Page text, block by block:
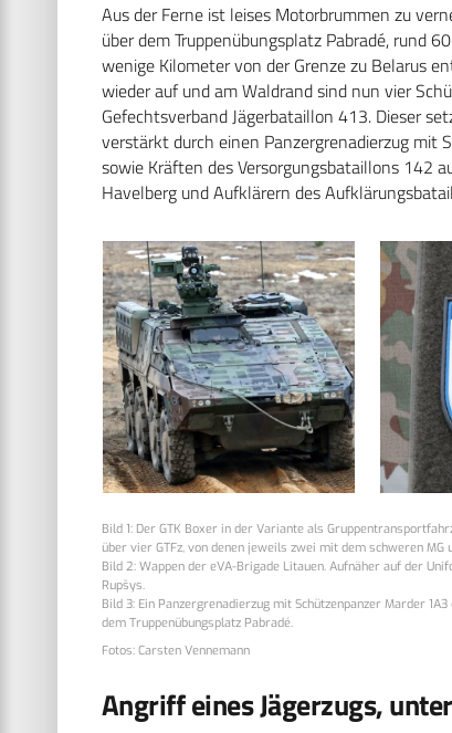
Aus der Ferne ist leises Motorbrummen zu
über dem Truppenübungsplatz Pabradé, rund
wenige Kilometer von der Grenze zu Belarus
wieder auf und am Waldrand sind nun vier
Gefechtsverband Jägerbataillon 413. Dieser
verstärkt durch einen Panzergrenadierzug mit
sowie Kräften des Versorgungsbataillons 142
Havelberg und Aufklärern des
Bild 1: Der GTK Boxer in der Variante als
über vier GTFz, von denen jeweils zwei mit dem schweren
Bild 2: Wappen der eVA-Brigade Litauen. Aufnäher auf der
Rupšys.
Bild 3: Ein Panzergrenadierzug mit Schützenpanzer Marder
dem Truppenübungsplatz Pabradé.
Fotos: Carsten Vennemann
Angriff eines Jägerzugs,